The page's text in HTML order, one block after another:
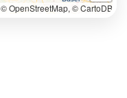
© OpenStreetMap, © CartoDB